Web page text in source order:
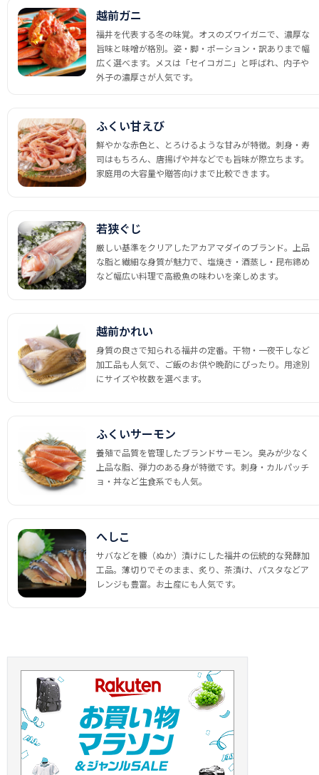
越前ガニ
福井を代表する冬の味覚。オスのズワイガニで、濃厚な
旨味と味噌が格別。姿・脚・ポーション・訳ありまで幅
広く選べます。メスは「セイコガニ」と呼ばれ、内子や
外子の濃厚さが人気です。
ふくい甘えび
鮮やかな赤色と、とろけるような甘みが特徴。刺身・寿
司はもちろん、唐揚げや丼などでも旨味が際立ちます。
家庭用の大容量や贈答向けまで比較できます。
若狭ぐじ
厳しい基準をクリアしたアカアマダイのブランド。上品
な脂と繊細な身質が魅力で、塩焼き・酒蒸し・昆布締め
など幅広い料理で高級魚の味わいを楽しめます。
越前かれい
身質の良さで知られる福井の定番。干物・一夜干しなど
加工品も人気で、ご飯のお供や晩酌にぴったり。用途別
にサイズや枚数を選べます。
ふくいサーモン
養殖で品質を管理したブランドサーモン。臭みが少なく
上品な脂、弾力のある身が特徴です。刺身・カルパッチ
ョ・丼など生食系でも人気。
へしこ
サバなどを糠（ぬか）漬けにした福井の伝統的な発酵加
工品。薄切りでそのまま、炙り、茶漬け、パスタなどア
レンジも豊富。お土産にも人気です。